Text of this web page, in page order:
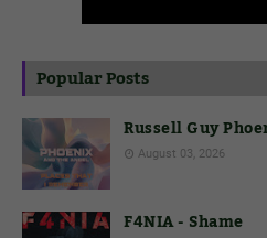
Popular Posts
Russell Guy
August 03, 2026
F4NIA - Shame